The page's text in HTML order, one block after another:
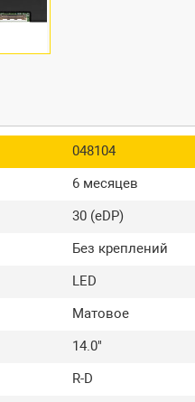
048104
6 месяцев
30 (eDP)
Без креплений
LED
Матовое
14.0"
R-D